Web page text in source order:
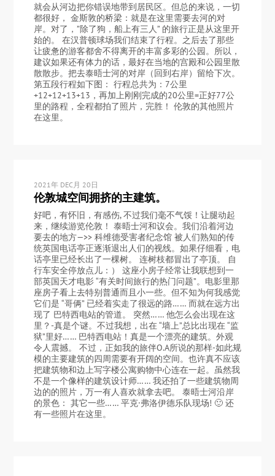
就会从河边把你错误地带到居民区。但总的来说，一切
都很好， 金斯敦的桥梁：就是在这里需要去河的对
岸。对了，”除了狗，船上有三人” 的旅行正是从这里开
始的。 在汉普顿球场我们结束了行程。之后去了那些
让疲惫的游客都舍不得离开的丰富多彩的公园。所以，
建议如果还有体力的话，最好在当地的宫殿和公园里散
散散步。把去泰晤士河的对岸（回到右岸）留给下次。
第五段行程如下图： 行程总共为：7公里
+12+12+13+13，再加上刚刚完成的20公里=正好77公
里的路程，全程都拍了照片，完胜！ 伦敦的其他照片
在这里。
2021年 DEC月 20日
伦敦城空间拥挤的主建筑。
好吧，有怀旧，有感伤, 不过我们毫不气馁！让腿动起
来，继续游览伦敦！ 泰晤士河和议会。我们沿着河边
要去的地方—>> 科维德受害者纪念馆 被人们熟知的传
统英国电话亭正逐渐退出人们的视线。如果仔细看，电
话亭里已经长出了一棵树。 连树枝都冒出了亭顶。 自
行车安全停放点儿：） 这座小房子经常让我联想到一
部英国天才电影 “有关时间旅行的热门问题”。电影里那
座房子看上去特别普通而且小一些。但不知为何我感觉
它们是 “哥俩” 已经着实走了很远的路…… 而就在远方出
现了 巴特西电站的管道。 突然…… 他怎么会出现在这
里？-真是个谜。不过我想，出在 “墙上”总比出现在 “监
狱”里好…… 巴特西电站！真是一个漂亮的建筑。外观
令人震撼。 不过，正如我的旅伴O.A所说的那样-如此规
模的主要建筑的四周需要有开阔的空间。也许真不应该
把建筑物和边上写字楼公寓购物中心连在一起。虽然我
不是一个像样的建筑设计师…… 我还拍了一些建筑物周
边的的照片，万一有人喜欢就拿去吧。 泰晤士河沿岸
的景色： 其它一些…… 平克·弗洛伊德乐队现场! 🙂 还
有一些照片在这里。